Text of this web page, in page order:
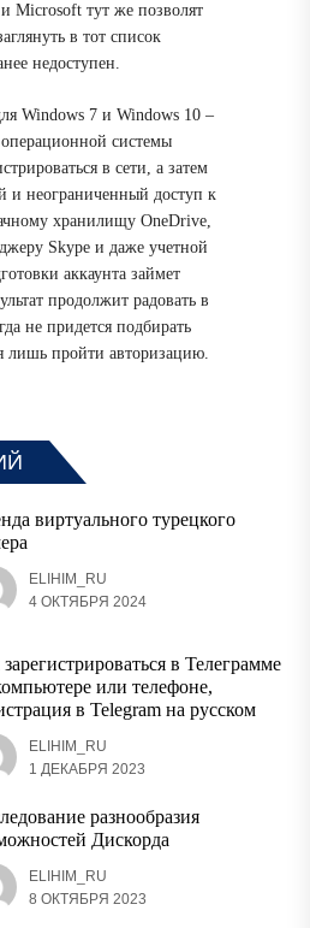
Microsoft тут же позволят
в тот список
недоступен.
Windows 7 и Windows 10 –
системы
в сети, а затем
и неограниченный доступ к
хранилищу OneDrive,
Skype и даже учетной
аккаунта займет
продолжит радовать в
не придется подбирать
лишь пройти авторизацию.
виртуального турецкого
ELIHIM_RU
4 ОКТЯБРЯ 2024
в Телеграмме
или телефоне,
в Telegram на русском
ELIHIM_RU
1 ДЕКАБРЯ 2023
разнообразия
Дискорда
ELIHIM_RU
8 ОКТЯБРЯ 2023